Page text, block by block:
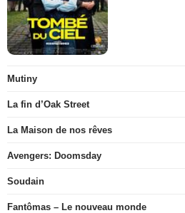
Mutiny
La fin d’Oak Street
La Maison de nos rêves
Avengers: Doomsday
Soudain
Fantômas – Le nouveau monde